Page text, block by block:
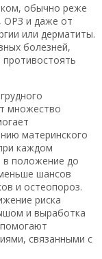
обычно реже
ОРЗ и даже от
или дерматиты.
болезней,
множество
материнского
каждом
в положение до
шансов
и остеопороз.
риска
и выработка
связанными с